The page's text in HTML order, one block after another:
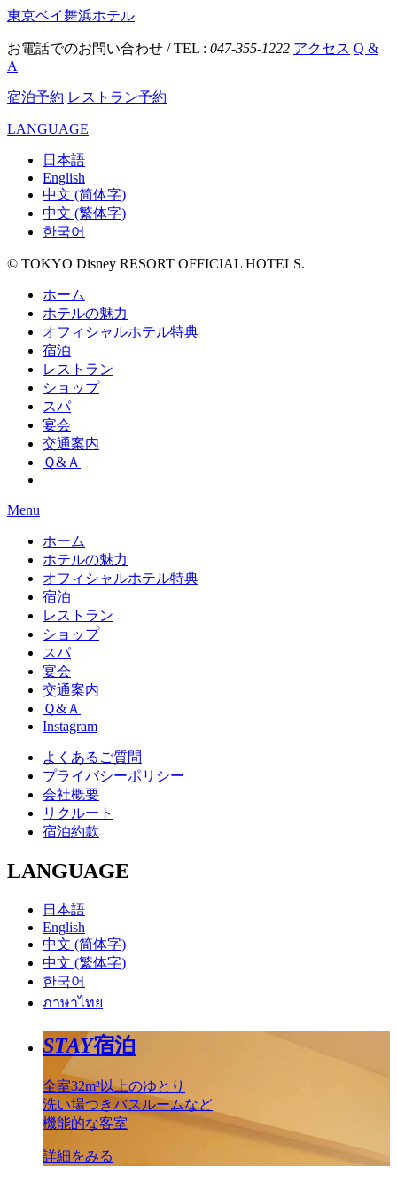
東京ベイ舞浜ホテル
お電話でのお問い合わせ / TEL : 047-355-1222 アクセス Q &
A
宿泊予約 レストラン予約
LANGUAGE
日本語
English
中文 (简体字)
中文 (繁体字)
한국어
© TOKYO Disney RESORT OFFICIAL HOTELS.
ホーム
ホテルの魅力
オフィシャルホテル特典
宿泊
レストラン
ショップ
スパ
宴会
交通案内
Ｑ&Ａ
Menu
ホーム
ホテルの魅力
オフィシャルホテル特典
宿泊
レストラン
ショップ
スパ
宴会
交通案内
Ｑ&Ａ
Instagram
よくあるご質問
プライバシーポリシー
会社概要
リクルート
宿泊約款
LANGUAGE
日本語
English
中文 (简体字)
中文 (繁体字)
한국어
ภาษาไทย
STAY宿泊
全室32m²以上のゆとり
洗い場つきバスルームなど
機能的な客室
詳細をみる